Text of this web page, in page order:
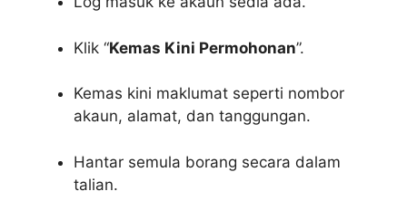
Klik “Kemas Kini Permohonan”.
Kemas kini maklumat seperti nombor
akaun, alamat, dan tanggungan.
Hantar semula borang secara dalam
talian.